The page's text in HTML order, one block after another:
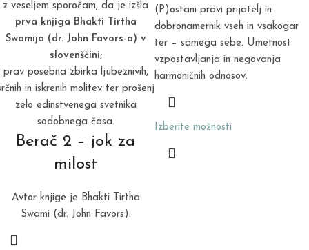
z veseljem sporočam, da je izšla
prva knjiga Bhakti Tirtha
Swamija (dr. John Favors-a) v
slovenščini;
prav posebna zbirka ljubeznivih,
in iskrenih molitev ter prošenj
zelo edinstvenega svetnika
sodobnega časa.
Berač 2 – jok za
milost
Avtor knjige je Bhakti Tirtha
Swami (dr. John Favors).
(P)ostani pravi prijatelj in
dobronamernik vseh in vsakogar
ter – samega sebe. Umetnost
vzpostavljanja in negovanja
harmoničnih odnosov.
Izberite možnosti